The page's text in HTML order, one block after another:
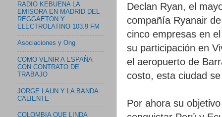
Declan Ryan, el
compañía Ryanair
cinco empresas en
su participación en
el aeropuerto de
costo, esta ciudad
Por ahora su
RADIO KEBUENA LA
EMISORA EN MADRID DEL
REGGAETON Y
ELECTROLATINO 103.9 FM
Asociaciones y Ong
COMO VENIR A ESPAÑA
CON CONTRATO DE
TRABAJO
JORGE LAUN Y LA BANDA
CALIENTE
COLOMBIA QUE LINDA